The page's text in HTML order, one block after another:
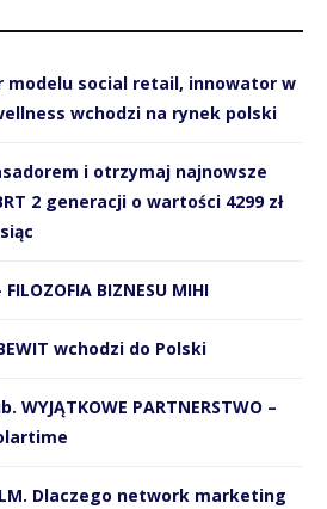
modelu social retail, innowator w
wchodzi na rynek polski
i otrzymaj najnowsze
2 generacji o wartości 4299 zł
FILOZOFIA BIZNESU MIHI
wchodzi do Polski
PARTNERSTWO –
Dlaczego network marketing